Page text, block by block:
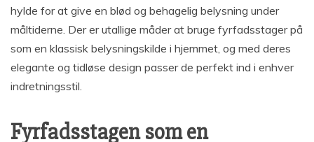
hylde for at give en blød og behagelig belysning under
måltiderne. Der er utallige måder at bruge fyrfadsstager på
som en klassisk belysningskilde i hjemmet, og med deres
elegante og tidløse design passer de perfekt ind i enhver
indretningsstil.
Fyrfadsstagen som en